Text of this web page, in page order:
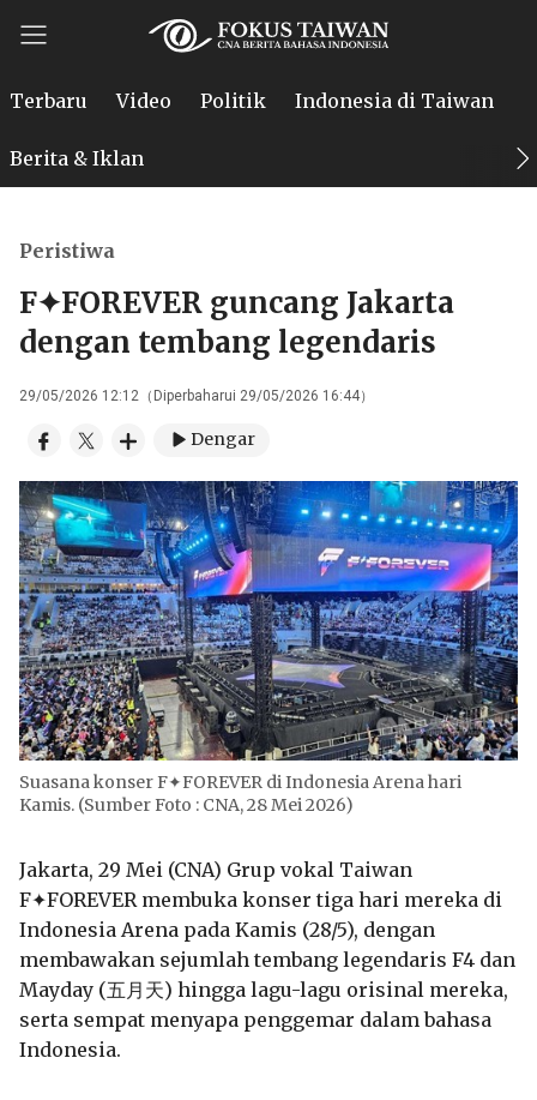
Terbaru Video Politik Indonesia di Taiwan
Berita & Iklan
Peristiwa
F✦FOREVER guncang Jakarta
dengan tembang legendaris
29/05/2026 12:12（Diperbaharui 29/05/2026 16:44）
Dengar
Suasana konser F✦FOREVER di Indonesia Arena hari
Kamis. (Sumber Foto : CNA, 28 Mei 2026)
Jakarta, 29 Mei (CNA) Grup vokal Taiwan
F✦FOREVER membuka konser tiga hari mereka di
Indonesia Arena pada Kamis (28/5), dengan
membawakan sejumlah tembang legendaris F4 dan
Mayday (五月天) hingga lagu-lagu orisinal mereka,
serta sempat menyapa penggemar dalam bahasa
Indonesia.